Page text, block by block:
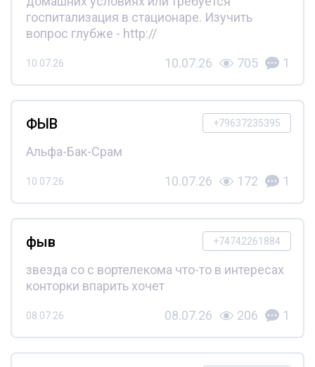
госпитализация в стационаре. Изучить
вопрос глубже - http://
10.07.26 10.07.26 705 1
+79637235395
ФЫВ
Альфа-Бак-Срам
10.07.26 10.07.26 172 1
+74742261884
фыв
звезда со с вортелекома что-то в интересах
конторки впарить хочет
08.07.26 08.07.26 206 1